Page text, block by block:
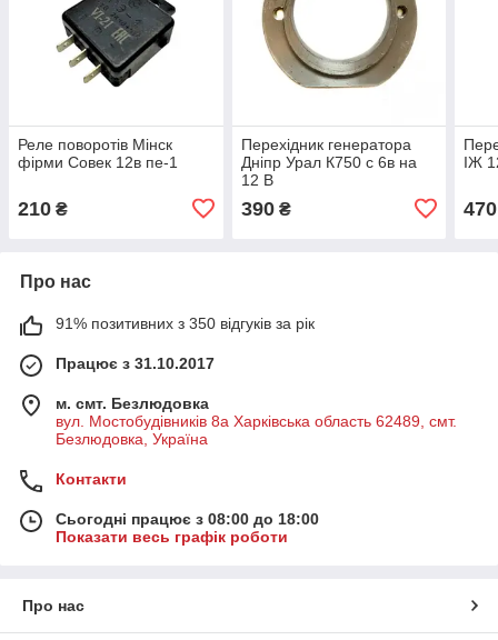
Реле поворотів Мінск
фірми Совек 12в пе-1
210 ₴
Перехідник генератора
Дніпр Урал К750 c 6в на
12 В
390₴
ІЖ
470
Про нас
91% позитивних з 350 відгуків за рік
Працює з 31.10.2017
м. смт. Безлюдовка
вул. Мостобудівників 8а Харківська область 62489, смт.
Безлюдовка, Україна
Контакти
Сьогодні працює з 08:00 до 18:00
Показати весь графік роботи
Про нас